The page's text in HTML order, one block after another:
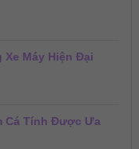
Máy Hiện Đại
Cá Tính Được Ưa